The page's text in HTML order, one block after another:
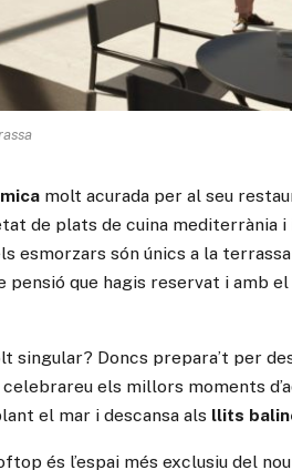
molt acurada per al seu
de plats de cuina mediterrània
esmorzars són únics a la
que hagis reservat i amb el
singular? Doncs prepara’t per
els millors moments
el mar i descansa als llits
és l’espai més exclusiu del